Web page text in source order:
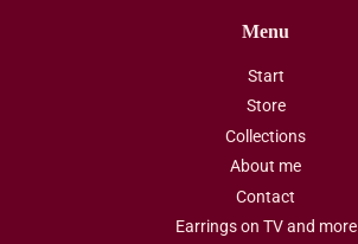
Menu
Start
Store
Collections
About me
Contact
Earrings on TV and more